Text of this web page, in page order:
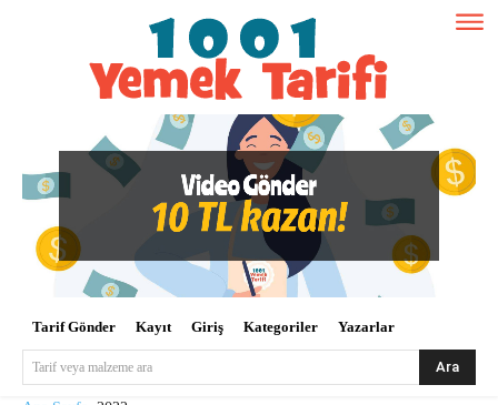
Tarif Gönder Kayıt Giriş Kategoriler Yazarlar
Tarif veya malzeme ara Ara